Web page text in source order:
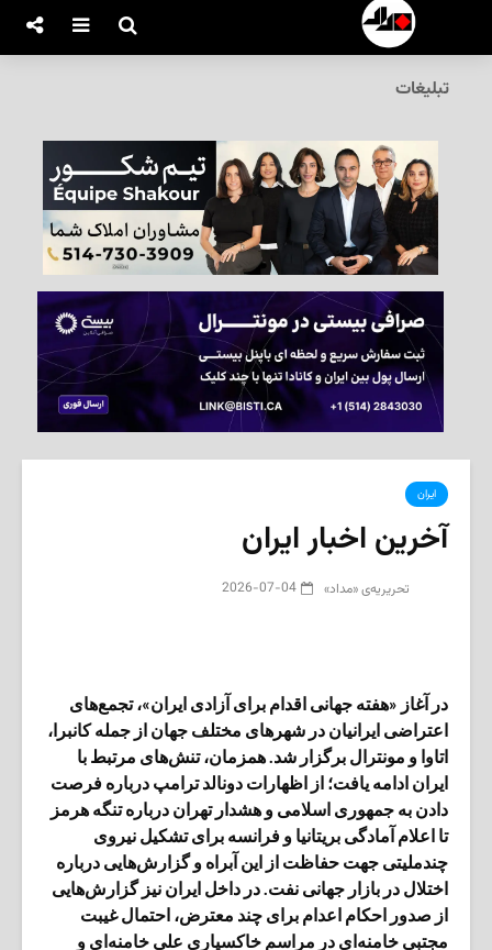
تبلیغات
ایران
آخرین اخبار ایران
تحریریه‌ی «مداد» 2026-07-04
در آغاز «هفته جهانی اقدام برای آزادی ایران»، تجمع‌های
اعتراضی ایرانیان در شهرهای مختلف جهان از جمله کانبرا،
اتاوا و مونترال برگزار شد. همزمان، تنش‌های مرتبط با
ایران ادامه یافت؛ از اظهارات دونالد ترامپ درباره فرصت
دادن به جمهوری اسلامی و هشدار تهران درباره تنگه هرمز
تا اعلام آمادگی بریتانیا و فرانسه برای تشکیل نیروی
چندملیتی جهت حفاظت از این آبراه و گزارش‌هایی درباره
اختلال در بازار جهانی نفت. در داخل ایران نیز گزارش‌هایی
از صدور احکام اعدام برای چند معترض، احتمال غیبت
مجتبی خامنه‌ای در مراسم خاکسپاری علی خامنه‌ای و